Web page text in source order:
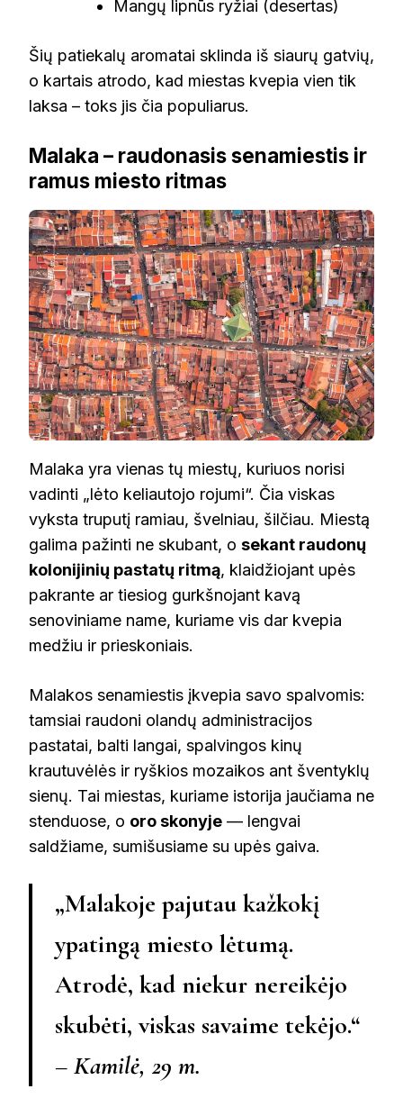
Mangų lipnūs ryžiai (desertas)
Šių patiekalų aromatai sklinda iš siaurų gatvių,
o kartais atrodo, kad miestas kvepia vien tik
laksa – toks jis čia populiarus.
Malaka – raudonasis senamiestis ir
ramus miesto ritmas
Malaka yra vienas tų miestų, kuriuos norisi
vadinti „lėto keliautojo rojumi“. Čia viskas
vyksta truputį ramiau, švelniau, šilčiau. Miestą
galima pažinti ne skubant, o sekant raudonų
kolonijinių pastatų ritmą, klaidžiojant upės
pakrante ar tiesiog gurkšnojant kavą
senoviniame name, kuriame vis dar kvepia
medžiu ir prieskoniais.
Malakos senamiestis įkvepia savo spalvomis:
tamsiai raudoni olandų administracijos
pastatai, balti langai, spalvingos kinų
krautuvėlės ir ryškios mozaikos ant šventyklų
sienų. Tai miestas, kuriame istorija jaučiama ne
stenduose, o oro skonyje — lengvai
saldžiame, sumišusiame su upės gaiva.
„Malakoje pajutau kažkokį
ypatingą miesto lėtumą.
Atrodė, kad niekur nereikėjo
skubėti, viskas savaime tekėjo.“
– Kamilė, 29 m.